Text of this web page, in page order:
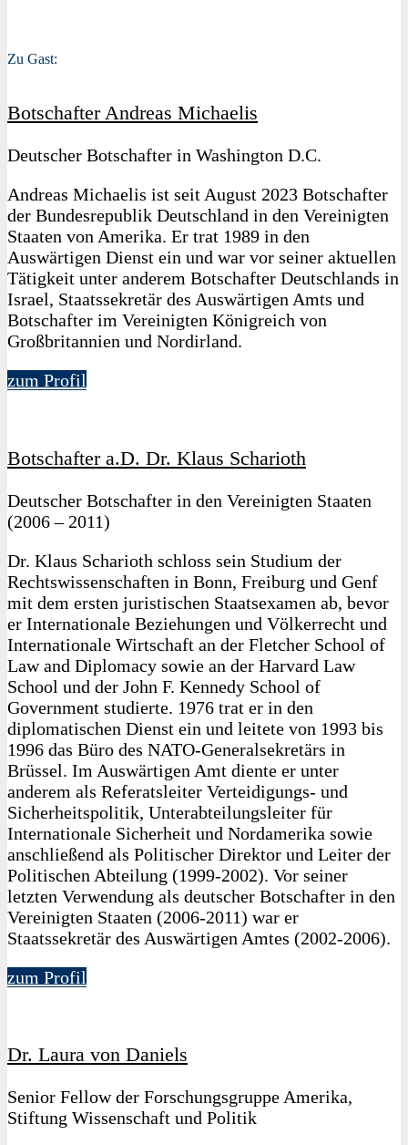
Zu Gast:
Botschafter Andreas Michaelis
Deutscher Botschafter in Washington D.C.
Andreas Michaelis ist seit August 2023 Botschafter
der Bundesrepublik Deutschland in den Vereinigten
Staaten von Amerika. Er trat 1989 in den
Auswärtigen Dienst ein und war vor seiner aktuellen
Tätigkeit unter anderem Botschafter Deutschlands in
Israel, Staatssekretär des Auswärtigen Amts und
Botschafter im Vereinigten Königreich von
Großbritannien und Nordirland.
zum Profil
Botschafter a.D. Dr. Klaus Scharioth
Deutscher Botschafter in den Vereinigten Staaten
(2006 – 2011)
Dr. Klaus Scharioth schloss sein Studium der
Rechtswissenschaften in Bonn, Freiburg und Genf
mit dem ersten juristischen Staatsexamen ab, bevor
er Internationale Beziehungen und Völkerrecht und
Internationale Wirtschaft an der Fletcher School of
Law and Diplomacy sowie an der Harvard Law
School und der John F. Kennedy School of
Government studierte. 1976 trat er in den
diplomatischen Dienst ein und leitete von 1993 bis
1996 das Büro des NATO-Generalsekretärs in
Brüssel. Im Auswärtigen Amt diente er unter
anderem als Referatsleiter Verteidigungs- und
Sicherheitspolitik, Unterabteilungsleiter für
Internationale Sicherheit und Nordamerika sowie
anschließend als Politischer Direktor und Leiter der
Politischen Abteilung (1999-2002). Vor seiner
letzten Verwendung als deutscher Botschafter in den
Vereinigten Staaten (2006-2011) war er
Staatssekretär des Auswärtigen Amtes (2002-2006).
zum Profil
Dr. Laura von Daniels
Senior Fellow der Forschungsgruppe Amerika,
Stiftung Wissenschaft und Politik